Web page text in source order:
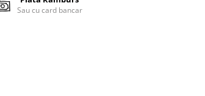
Sau cu card bancar